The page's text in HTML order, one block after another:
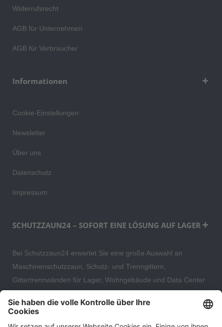
Widerrufsrecht
AGB für Unternehmen
AGB für Verbraucher
Informationen
Cookie-Einstellungen
Newsletter
Über uns
Datenschutz
Impressum
SCHUTZZAUN24 – SOFORT EINE LÖSUNG AUF LAGER
Bei Schutzzaun24 erwartet Sie eine große Auswahl an
Maschinenschutzzaun, Schutz- und Trenngittern,
Gittertrennwänden für Lager, Wohngebäude und Data Center
hochwertige Gartenzäune und Zaunsysteme für die sichere